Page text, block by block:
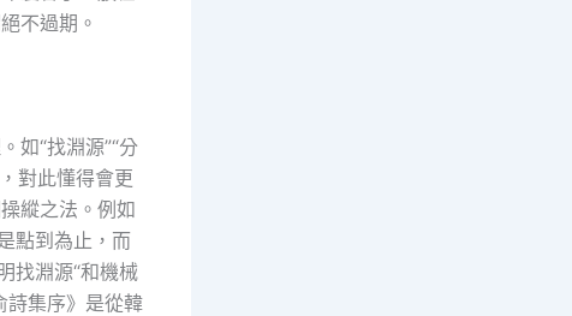
不過期。
如“找淵源”“分
對此懂得會更
縱之法。例如
點到為止，而
找淵源“和機械
詩集序》是從韓